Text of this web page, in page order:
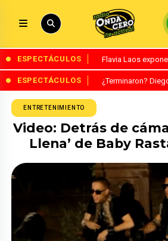
ESPECTÁCULOS Flavia Laos
ESPECTÁCULOS ¿Terminaron?
ENTRETENIMIENTO
Video: Detrás de
Llena’ de Baby